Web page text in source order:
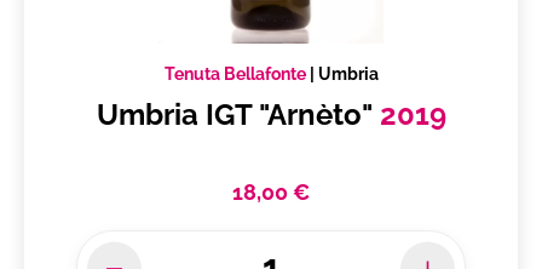
Tenuta Bellafonte| Umbria
Umbria IGT "Arnèto" 2019
18,00 €